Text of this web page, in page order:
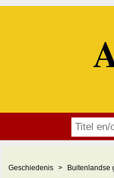
Geschiedenis Buitenlandse